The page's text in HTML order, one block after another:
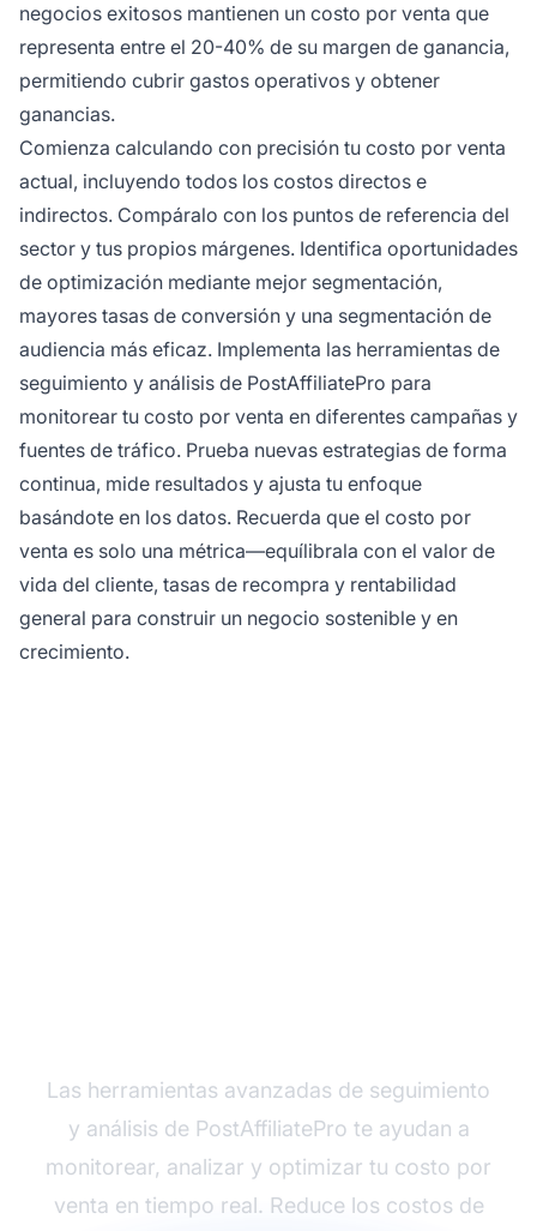
negocios exitosos mantienen un costo por venta que
representa entre el 20-40% de su margen de ganancia,
permitiendo cubrir gastos operativos y obtener
ganancias.
Comienza calculando con precisión tu costo por venta
actual, incluyendo todos los costos directos e
indirectos. Compáralo con los puntos de referencia del
sector y tus propios márgenes. Identifica oportunidades
de optimización mediante mejor segmentación,
mayores tasas de conversión y una segmentación de
audiencia más eficaz. Implementa las herramientas de
seguimiento y análisis de PostAffiliatePro para
monitorear tu costo por venta en diferentes campañas y
fuentes de tráfico. Prueba nuevas estrategias de forma
continua, mide resultados y ajusta tu enfoque
basándote en los datos. Recuerda que el costo por
venta es solo una métrica—equílibrala con el valor de
vida del cliente, tasas de recompra y rentabilidad
general para construir un negocio sostenible y en
crecimiento.
Las herramientas avanzadas de seguimiento
y análisis de PostAffiliatePro te ayudan a
monitorear, analizar y optimizar tu costo por
venta en tiempo real. Reduce los costos de